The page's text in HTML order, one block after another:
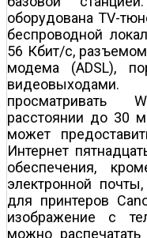
оборудована TV-
беспроводной
56 Кбит/с,
модема (ADSL),
просматривать
расстоянии до 30 м
может
Интернет
обеспечения,
электронной
для принтеров
изображение с
можно